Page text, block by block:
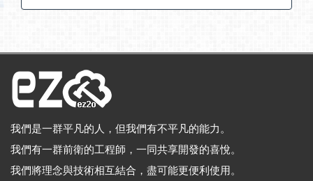
我們是一群平凡的人，但我們有不平凡的能力。
我們有一群前衛的工程師，一同共享開發的喜悅。
我們將理念與技術相互結合，盡可能更便利使用。